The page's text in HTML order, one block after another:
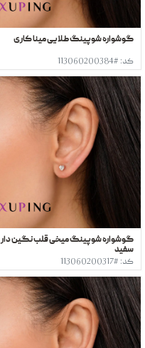
گوشواره شوپینگ طلایی مینا کاری
کد: #113060200384
گوشواره شوپینگ میخی قلب نگین دار
سفید
کد: #113060200317